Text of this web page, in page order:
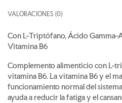
VALORACIONES (0)
Con L-Triptófano, Ácido
Vitamina B6
Complemento alimenticio con L-
vitamina B6. La vitamina B6 y el
funcionamiento normal del
ayuda a reducir la fatiga y el